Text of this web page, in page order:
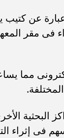
عبارة عن
فى مقر
مما
البحثية
فى إثراء